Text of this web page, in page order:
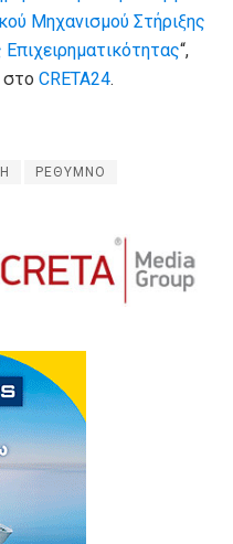
Μηχανισμού Στήριξης
“,
στο CRETA24.
ΡΕΘΥΜΝΟ